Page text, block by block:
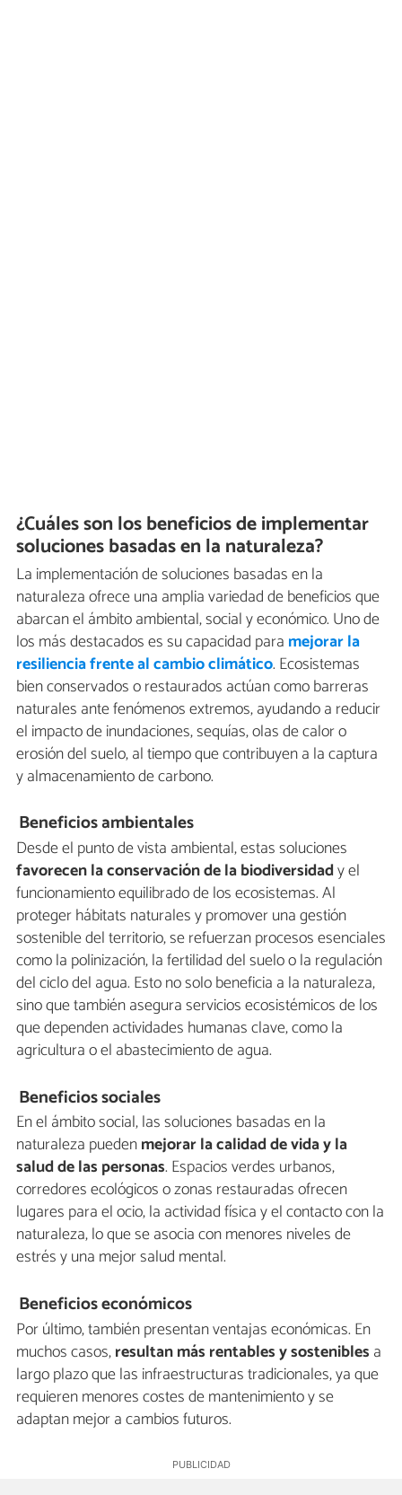
¿Cuáles son los beneficios de implementar
soluciones basadas en la naturaleza?
La implementación de soluciones basadas en la
naturaleza ofrece una amplia variedad de beneficios que
abarcan el ámbito ambiental, social y económico. Uno de
los más destacados es su capacidad para mejorar la
resiliencia frente al cambio climático. Ecosistemas
bien conservados o restaurados actúan como barreras
naturales ante fenómenos extremos, ayudando a reducir
el impacto de inundaciones, sequías, olas de calor o
erosión del suelo, al tiempo que contribuyen a la captura
y almacenamiento de carbono.
Beneficios ambientales
Desde el punto de vista ambiental, estas soluciones
favorecen la conservación de la biodiversidady el
funcionamiento equilibrado de los ecosistemas. Al
proteger hábitats naturales y promover una gestión
sostenible del territorio, se refuerzan procesos esenciales
como la polinización, la fertilidad del suelo o la regulación
del ciclo del agua. Esto no solo beneficia a la naturaleza,
sino que también asegura servicios ecosistémicos de los
que dependen actividades humanas clave, como la
agricultura o el abastecimiento de agua.
Beneficios sociales
En el ámbito social, las soluciones basadas en la
naturaleza puedenmejorar la calidad de vida y la
salud de las personas. Espacios verdes urbanos,
corredores ecológicos o zonas restauradas ofrecen
lugares para el ocio, la actividad física y el contacto con la
naturaleza, lo que se asocia con menores niveles de
estrés y una mejor salud mental.
Beneficios económicos
Por último, también presentan ventajas económicas. En
muchos casos,resultan más rentables y sostenibles a
largo plazo que las infraestructuras tradicionales, ya que
requieren menores costes de mantenimiento y se
adaptan mejor a cambios futuros.